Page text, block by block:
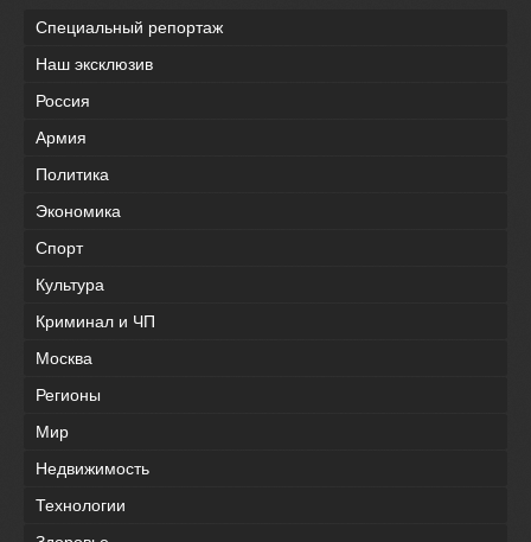
Специальный репортаж
Наш эксклюзив
Россия
Армия
Политика
Экономика
Спорт
Культура
Криминал и ЧП
Москва
Регионы
Мир
Недвижимость
Технологии